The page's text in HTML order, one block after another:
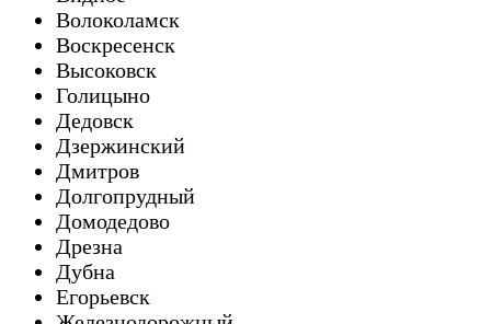
Волоколамск
Воскресенск
Высоковск
Голицыно
Дедовск
Дзержинский
Дмитров
Долгопрудный
Домодедово
Дрезна
Дубна
Егорьевск